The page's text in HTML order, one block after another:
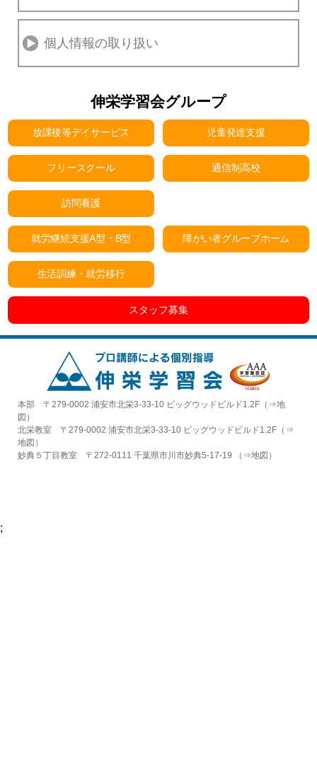
個人情報の取り扱い
伸栄学習会グループ
放課後等デイサービス 児童発達支援
フリースクール 通信制高校
訪問看護
就労継続支援A型・B型 障がい者グループホーム
生活訓練・就労移行
スタッフ募集
本部 〒279-0002 浦安市北栄3-33-10 ビッグウッドビルド1.2F（⇒地
図 ）
北栄教室 〒279-0002 浦安市北栄3-33-10 ビッグウッドビルド1.2F（⇒
地図 ）
妙典５丁目教室 〒272-0111 千葉県市川市妙典5-17-19 （⇒地図 ）
;